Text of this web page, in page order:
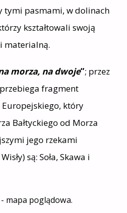
tymi pasmami, w dolinach
kształtowali swoją
materialną.
morza, na dwoje“; przez
fragment
Europejskiego, który
Bałtyckiego od Morza
jego rzekami
są: Soła, Skawa i